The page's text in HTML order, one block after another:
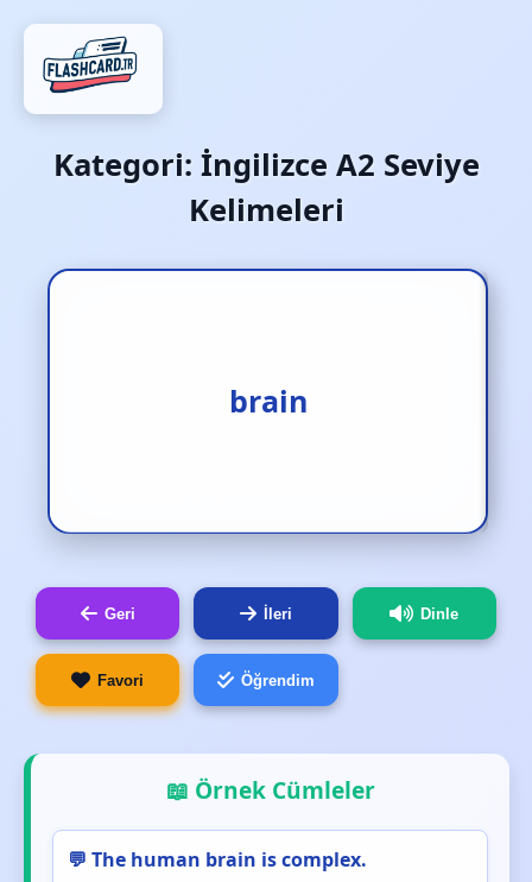
Kategori: İngilizce A2 Seviye
Kelimeleri
brain
bir darbe indirmek [f.]
Geri İleri Dinle
Favori Öğrendim
📖 Örnek Cümleler
💬 The human brain is complex.